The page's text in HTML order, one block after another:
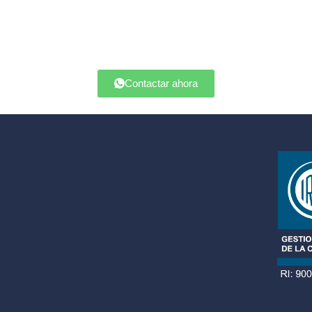
Contactar ahora